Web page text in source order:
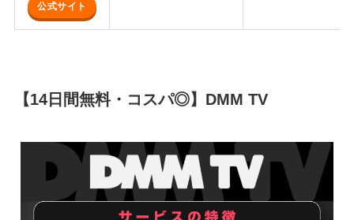
公式サイト
【14日間無料・コスパ◎】DMM TV